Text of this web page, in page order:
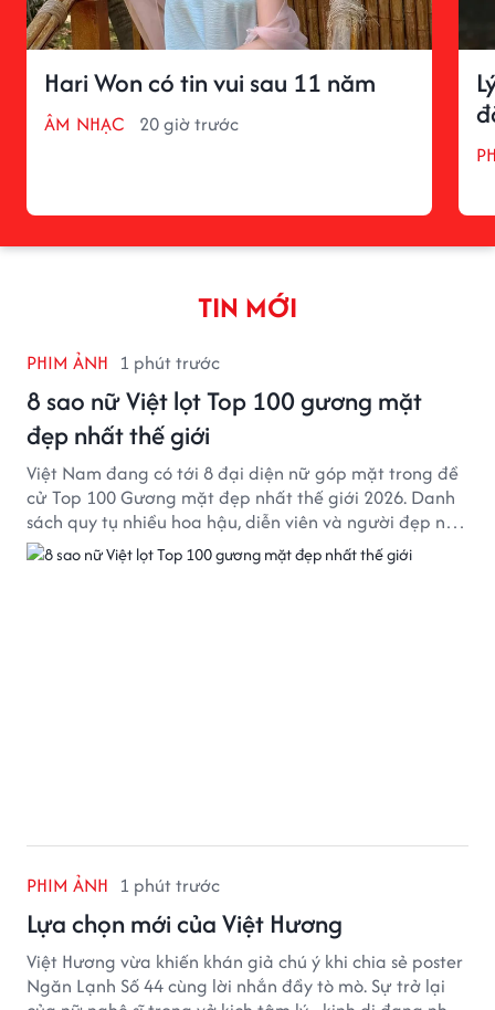
Hari Won có tin vui sau 11 năm
ÂM NHẠC 20 giờ trước
TIN MỚI
PHIM ẢNH 1 phút trước
8 sao nữ Việt lọt Top 100 gương mặt
đẹp nhất thế giới
Việt Nam đang có tới 8 đại diện nữ góp mặt trong đề
cử Top 100 Gương mặt đẹp nhất thế giới 2026. Danh
sách quy tụ nhiều hoa hậu, diễn viên và người đẹp nổi
tiếng của showbiz Việt.
PHIM ẢNH 1 phút trước
Lựa chọn mới của Việt Hương
Việt Hương vừa khiến khán giả chú ý khi chia sẻ poster
Ngăn Lạnh Số 44 cùng lời nhắn đầy tò mò. Sự trở lại